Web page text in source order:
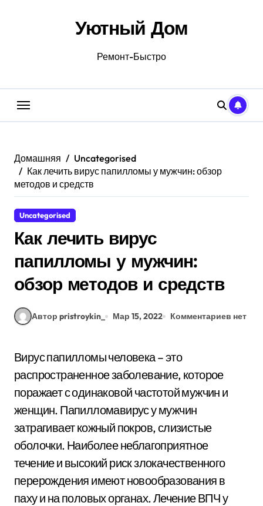
Уютный Дом
Ремонт-Быстро
Домашняя
Uncategorised
Как лечить вирус папилломы у мужчин: обзор
методов и средств
Uncategorised
Как лечить вирус
папилломы у мужчин:
обзор методов и средств
Автор pristroykin_ Мар 15, 2022 Комментариев нет
Вирус папилломы человека – это
распространенное заболевание, которое
поражает с одинаковой частотой мужчин и
женщин. Папилломавирус у мужчин
затрагивает кожный покров, слизистые
оболочки. Наиболее неблагоприятное
течение и высокий риск злокачественного
перерождения имеют новообразования в
паху и на половых органах. Лечение ВПЧ у